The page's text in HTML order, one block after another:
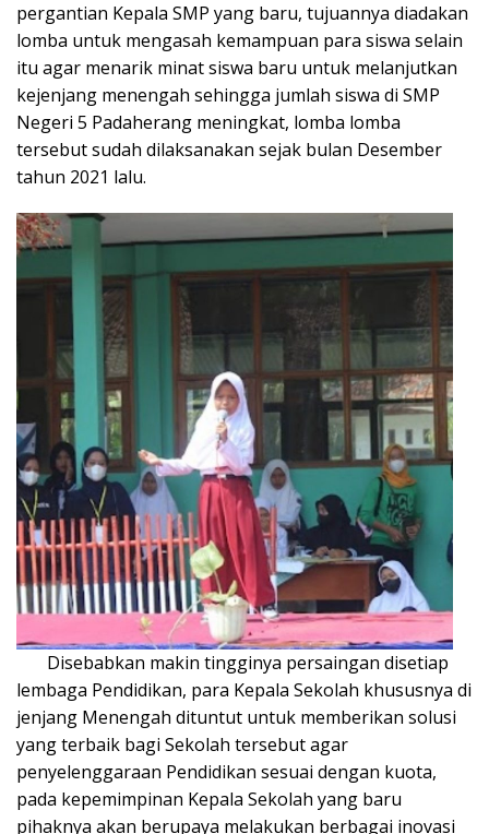
pergantian Kepala SMP yang baru, tujuannya diadakan
lomba untuk mengasah kemampuan para siswa selain
itu agar menarik minat siswa baru untuk melanjutkan
kejenjang menengah sehingga jumlah siswa di SMP
Negeri 5 Padaherang meningkat, lomba lomba
tersebut sudah dilaksanakan sejak bulan Desember
tahun 2021 lalu.
Disebabkan makin tingginya persaingan disetiap
lembaga Pendidikan, para Kepala Sekolah khususnya di
jenjang Menengah dituntut untuk memberikan solusi
yang terbaik bagi Sekolah tersebut agar
penyelenggaraan Pendidikan sesuai dengan kuota,
pada kepemimpinan Kepala Sekolah yang baru
pihaknya akan berupaya melakukan berbagai inovasi